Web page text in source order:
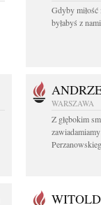
Gdyby miłość
byłabyś z
WARSZAWA
Z głębokim